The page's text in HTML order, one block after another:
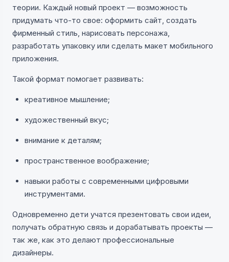
теории. Каждый новый проект — возможность
придумать что-то свое: оформить сайт, создать
фирменный стиль, нарисовать персонажа,
разработать упаковку или сделать макет мобильного
приложения.
Такой формат помогает развивать:
креативное мышление;
художественный вкус;
внимание к деталям;
пространственное воображение;
навыки работы с современными цифровыми
инструментами.
Одновременно дети учатся презентовать свои идеи,
получать обратную связь и дорабатывать проекты —
так же, как это делают профессиональные
дизайнеры.